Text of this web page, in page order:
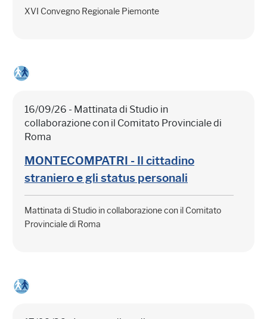
XVI Convegno Regionale Piemonte
16/09/26 - Mattinata di Studio in
collaborazione con il Comitato Provinciale di
Roma
MONTECOMPATRI - Il cittadino
straniero e gli status personali
Mattinata di Studio in collaborazione con il Comitato
Provinciale di Roma